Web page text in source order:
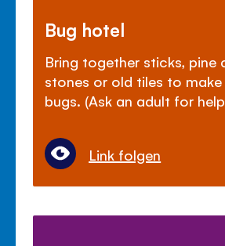
Bug hotel
Bring together sticks, pine
stones or old tiles to
bugs. (Ask an adult for
Link folgen